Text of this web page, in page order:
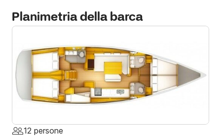
Planimetria della barca
12 persone